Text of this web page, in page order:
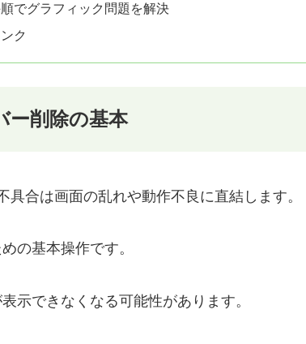
でグラフィック問題を解決
ク
ー削除の基本
合は画面の乱れや動作不良に直結します。
の基本操作です。
示できなくなる可能性があります。